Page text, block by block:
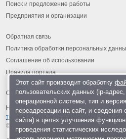
Поиск и предложение работы
Предприятия и организации
Обратная связь
Политика обработки персональных
Соглашение об использовании
Правила портала
На информационном ресурсе
технологии
© 2013-2026 «ОИНФО»,
сделано в
Этот сайт производит обработку
пользовательских данных (ip-
операционной системы, тип и
переадресации на сайт, и сведения
сайта) в целях улучшения
проведения статистических